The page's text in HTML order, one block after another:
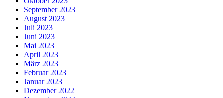
September 2023
August 2023
Juli 2023
Juni 2023
Mai 2023
April 2023
März 2023
Februar 2023
Januar 2023
Dezember 2022